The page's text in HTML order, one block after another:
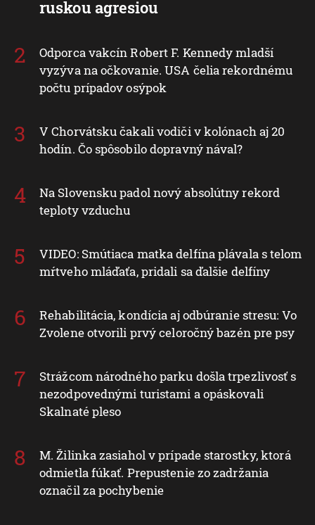
ruskou agresiou
Odporca vakcín Robert F. Kennedy mladší
vyzýva na očkovanie. USA čelia rekordnému
počtu prípadov osýpok
V Chorvátsku čakali vodiči v kolónach aj 20
hodín. Čo spôsobilo dopravný nával?
Na Slovensku padol nový absolútny rekord
teploty vzduchu
VIDEO: Smútiaca matka delfína plávala s telom
mŕtveho mláďaťa, pridali sa ďalšie delfíny
Rehabilitácia, kondícia aj odbúranie stresu: Vo
Zvolene otvorili prvý celoročný bazén pre psy
Strážcom národného parku došla trpezlivosť s
nezodpovednými turistami a opáskovali
Skalnaté pleso
M. Žilinka zasiahol v prípade starostky, ktorá
odmietla fúkať. Prepustenie zo zadržania
označil za pochybenie